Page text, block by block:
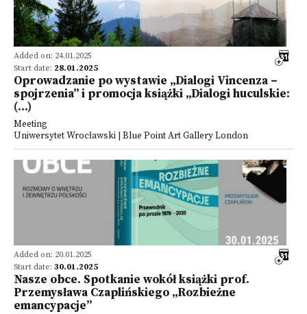
Added on: 24.01.2025
Start date: 28.01.2025
Oprowadzanie po wystawie „Dialogi Vincenza –
spojrzenia” i promocja książki „Dialogi huculskie:
(...)
Meeting
Uniwersytet Wrocławski | Blue Point Art Gallery London
Added on: 20.01.2025
Start date: 30.01.2025
Nasze obce. Spotkanie wokół książki prof.
Przemysława Czaplińskiego „Rozbieżne
emancypacje”